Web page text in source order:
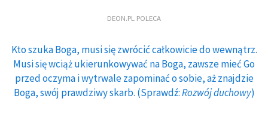
DEON.PL POLECA
Kto szuka Boga, musi się zwrócić całkowicie do wewnątrz.
Musi się wciąż ukierunkowywać na Boga, zawsze mieć Go
przed oczyma i wytrwale zapominać o sobie, aż znajdzie
Boga, swój prawdziwy skarb. (Sprawdź:Rozwój duchowy)